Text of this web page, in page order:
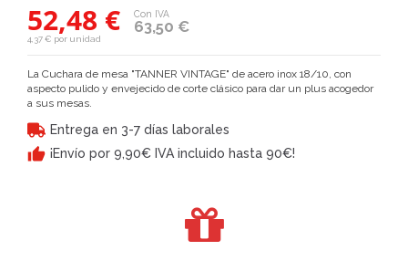
52,48 € 63,50 €
Con IVA
4,37 € por unidad
La Cuchara de mesa "TANNER VINTAGE" de acero inox 18/10, con
aspecto pulido y envejecido de corte clásico para dar un plus acogedor
a sus mesas.
Entrega en 3-7 días laborales
¡Envío por 9,90€ IVA incluido hasta 90€!